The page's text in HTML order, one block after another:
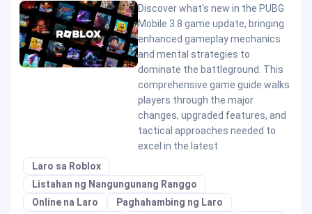
Discover what's new in the PUBG
Mobile 3.8 game update, bringing
enhanced gameplay mechanics
and mental strategies to
dominate the battleground. This
comprehensive game guide walks
players through the major
changes, upgraded features, and
tactical approaches needed to
excel in the latest
Laro sa Roblox
Listahan ng Nangungunang Ranggo
Online na Laro
Paghahambing ng Laro